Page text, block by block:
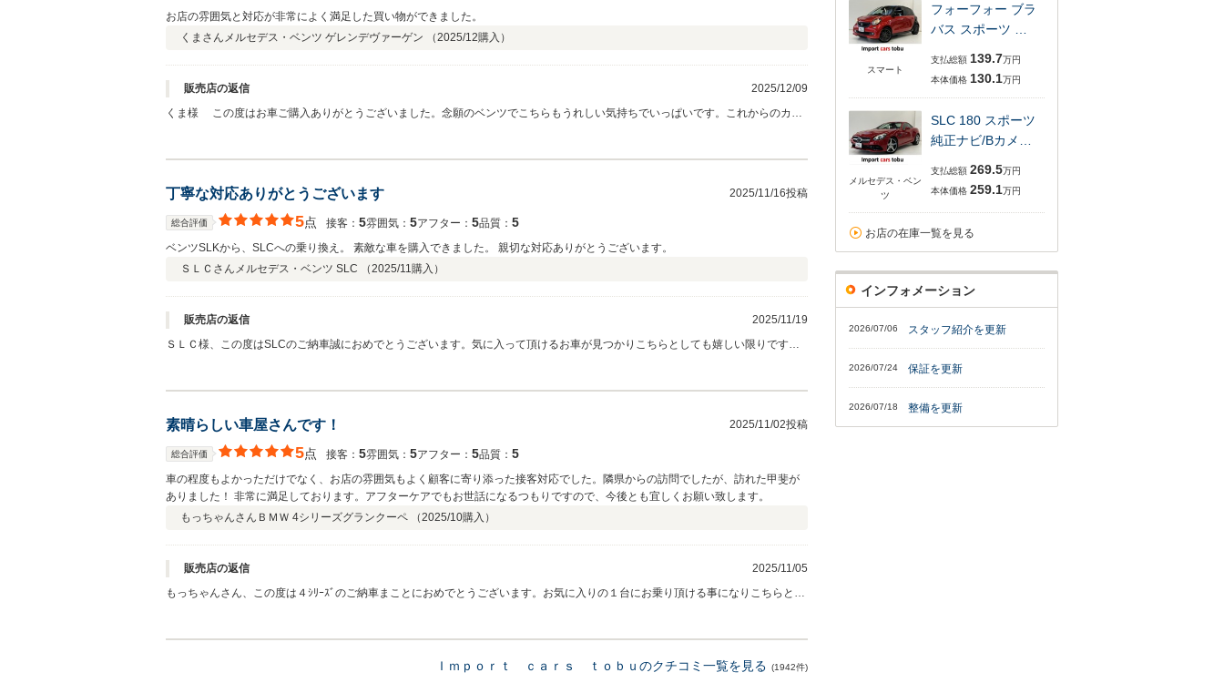
お店の雰囲気と対応が非常によく満足した買い物ができました。
くまさん メルセデス・ベンツ ゲレンデヴァーゲン （2025/12購入）
販売店の返信
2025/12/09
くま様 この度はお車ご購入ありがとうございました。念願のベンツでこちらもうれしい気持ちでいっぱいです。これからのカー
丁寧な対応ありがとうございます 2025/11/16投稿
総合評価 5点 接客： 5雰囲気： 5アフター： 5品質： 5
ベンツSLKから、SLCへの乗り換え。 素敵な車を購入できました。 親切な対応ありがとうございます。
ＳＬＣさん メルセデス・ベンツ SLC （2025/11購入）
販売店の返信
2025/11/19
ＳＬＣ様、この度はSLCのご納車誠におめでとうございます。気に入って頂けるお車が見つかりこちらとしても嬉しい限りです。
素晴らしい車屋さんです！ 2025/11/02投稿
総合評価 5点 接客： 5雰囲気： 5アフター： 5品質： 5
車の程度もよかっただけでなく、お店の雰囲気もよく顧客に寄り添った接客対応でした。隣県からの訪問でしたが、訪れた甲斐が
ありました！ 非常に満足しております。アフターケアでもお世話になるつもりですので、今後とも宜しくお願い致します。
もっちゃんさん ＢＭＷ 4シリーズグランクーペ （2025/10購入）
販売店の返信
2025/11/05
もっちゃんさん、この度は４ｼﾘｰｽﾞのご納車まことにおめでとうございます。お気に入りの１台にお乗り頂ける事になりこちらとし
Ｉｍｐｏｒｔ ｃａｒｓ ｔｏｂｕのクチコミ一覧を見る (1942件)
スマート
フォーフォー ブラ
バス スポーツ …
支払総額 139.7万円
本体価格 130.1万円
メルセデス・ベン
ツ
SLC 180 スポーツ
純正ナビ/Bカメ…
支払総額 269.5万円
本体価格 259.1万円
お店の在庫一覧を見る
インフォメーション
2026/07/06 スタッフ紹介を更新
2026/07/24 保証を更新
2026/07/18 整備を更新